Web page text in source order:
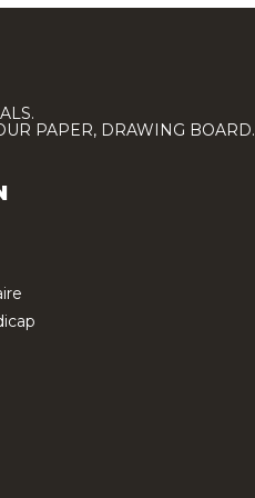
PAPER, DRAWING BOARD.